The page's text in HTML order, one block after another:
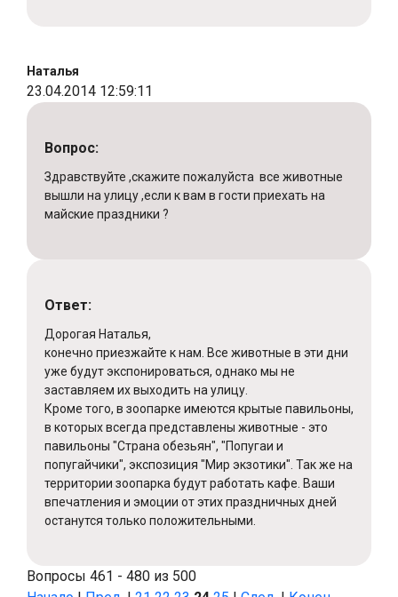
Наталья
23.04.2014 12:59:11
Вопрос:
Здравствуйте ,скажите пожалуйста все животные
вышли на улицу ,если к вам в гости приехать на
майские праздники ?
Ответ:
Дорогая Наталья,
конечно приезжайте к нам. Все животные в эти дни
уже будут экспонироваться, однако мы не
заставляем их выходить на улицу.
Кроме того, в зоопарке имеются крытые павильоны,
в которых всегда представлены животные - это
павильоны "Страна обезьян", "Попугаи и
попугайчики", экспозиция "Мир экзотики". Так же на
территории зоопарка будут работать кафе. Ваши
впечатления и эмоции от этих праздничных дней
останутся только положительными.
Вопросы 461 - 480 из 500